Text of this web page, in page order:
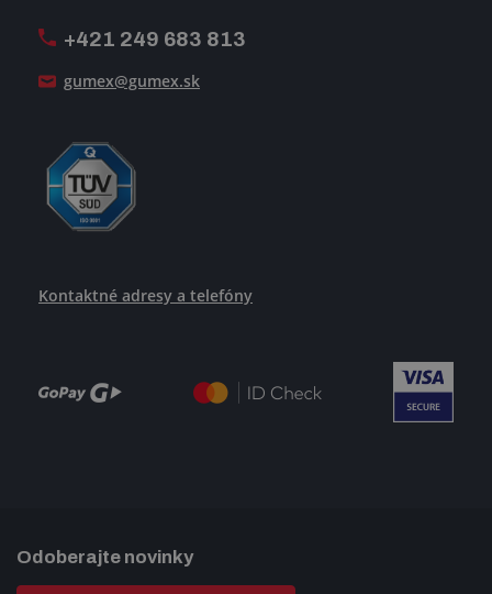
+421 249 683 813
gumex@gumex.sk
Kontaktné adresy a telefóny
Odoberajte novinky